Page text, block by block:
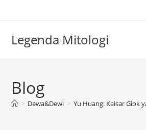
Legenda Mitologi
Blog
> Dewa&Dewi > Yu Huang: Kaisar Giok